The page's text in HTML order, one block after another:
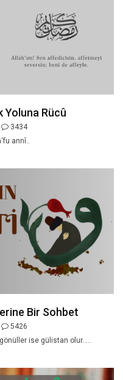
Yoluna Rücû
3434
annî..
Bir Sohbet
5426
ise gülistan olur.....